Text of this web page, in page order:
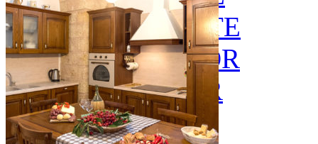
GREEN SUITE
BLUE JUNIOR
RED JUNIOR
ESPERIENZE